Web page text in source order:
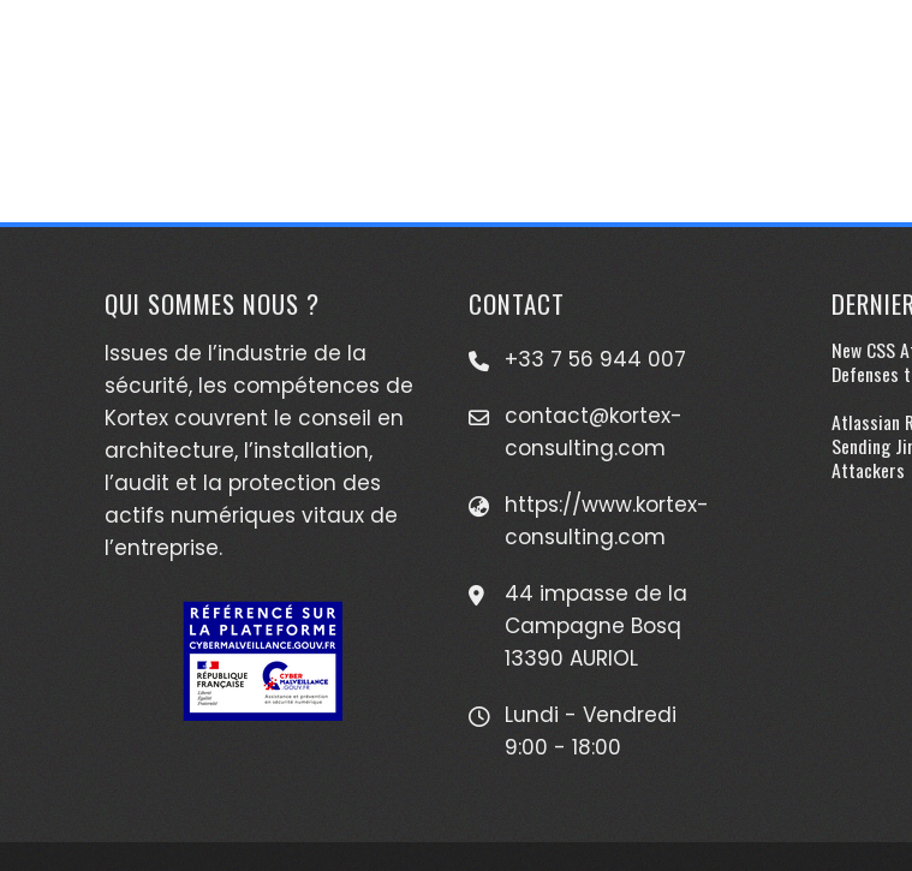
QUI SOMMES NOUS ?
Issues de l’industrie de la
sécurité, les compétences de
Kortex couvrent le conseil en
architecture, l’installation,
l’audit et la protection des
actifs numériques vitaux de
l’entreprise.
CONTACT
+33 7 56 944 007
contact@kortex-
consulting.com
https://www.kortex-
consulting.com
44 impasse de la
Campagne Bosq
13390 AURIOL
Lundi - Vendredi
9:00 - 18:00
New CSS
Defenses
Atlassian
Sending
Attackers